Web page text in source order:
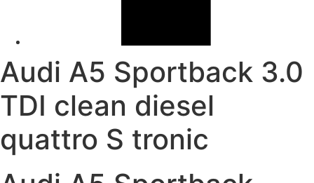
Audi A5 Sportback 3.0
TDI clean diesel
quattro S tronic